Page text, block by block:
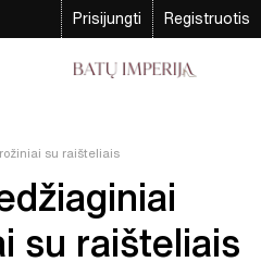
Prisijungti Registruotis
su raišteliais
su raišteliais